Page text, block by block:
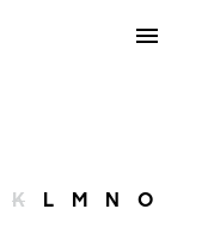
K L M N O